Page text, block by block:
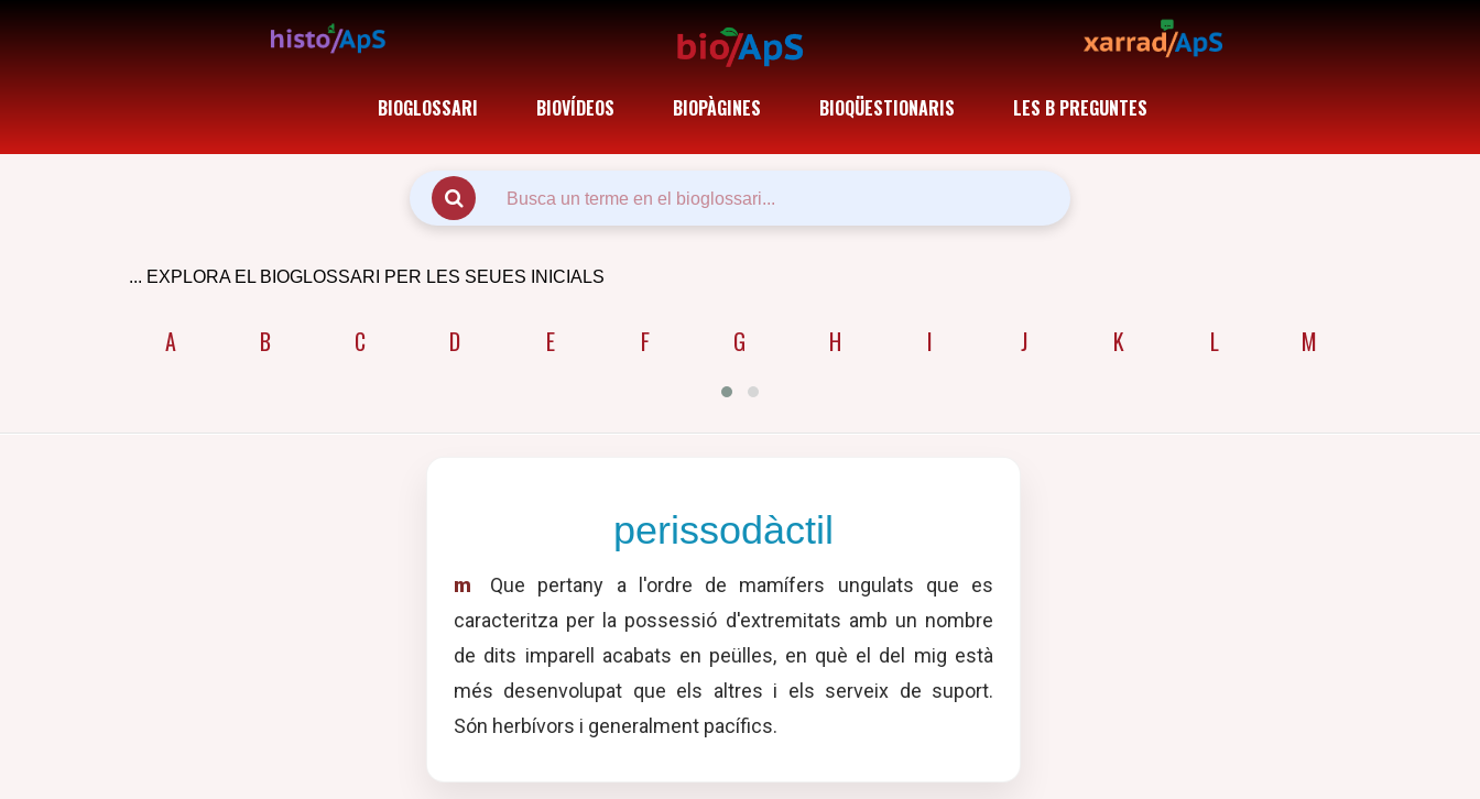
BIOGLOSSARI BIOVÍDEOS BIOPÀGINES BIOQÜESTIONARIS LES B PREGUNTES
... EXPLORA EL BIOGLOSSARI PER LES SEUES INICIALS
A B C D E F G H I J K L M
perissodàctil
m
Que pertany a l'ordre de mamífers ungulats que es
caracteritza per la possessió d'extremitats amb un nombre
de dits imparell acabats en peülles, en què el del mig està
més desenvolupat que els altres i els serveix de suport.
Són herbívors i generalment pacífics.